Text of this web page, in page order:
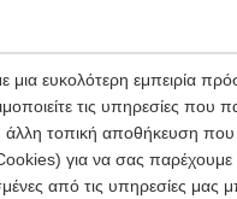
μια ευκολότερη εμπειρία
τις υπηρεσίες που
τοπική αποθήκευση που
για να σας παρέχουμε
από τις υπηρεσίες